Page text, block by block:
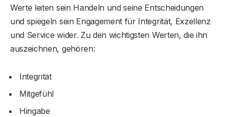
Werte leiten sein Handeln und seine Entscheidungen
und spiegeln sein Engagement für Integrität, Exzellenz
und Service wider. Zu den wichtigsten Werten, die ihn
auszeichnen, gehören:
Integrität
Mitgefühl
Hingabe